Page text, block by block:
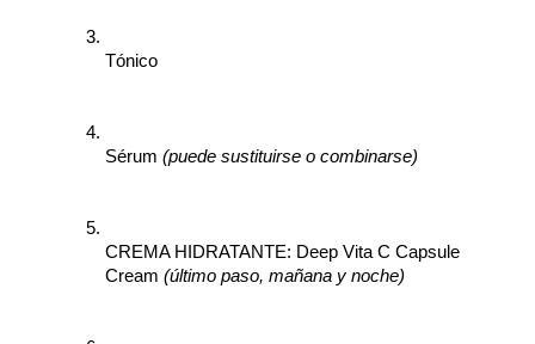
Tónico
Sérum (puede sustituirse o combinarse)
CREMA HIDRATANTE: Deep Vita C Capsule
Cream (último paso, mañana y noche)